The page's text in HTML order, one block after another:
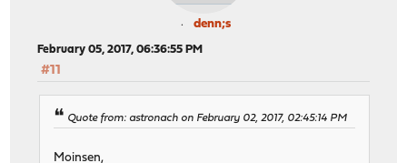
denn;s
February 05, 2017, 06:36:55 PM
#11
Quote from: astronach on February 02, 2017, 02:45:14 PM
Moinsen,